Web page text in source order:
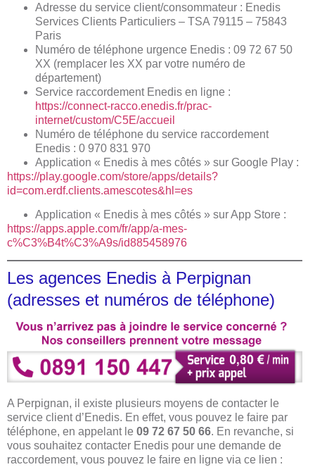
Adresse du service client/consommateur : Enedis
Services Clients Particuliers – TSA 79115 – 75843
Paris
Numéro de téléphone urgence Enedis : 09 72 67 50
XX (remplacer les XX par votre numéro de
département)
Service raccordement Enedis en ligne :
https://connect-racco.enedis.fr/prac-
internet/custom/C5E/accueil
Numéro de téléphone du service raccordement
Enedis : 0 970 831 970
Application « Enedis à mes côtés » sur Google Play :
https://play.google.com/store/apps/details?
id=com.erdf.clients.amescotes&hl=es
Application « Enedis à mes côtés » sur App Store :
https://apps.apple.com/fr/app/a-mes-
c%C3%B4t%C3%A9s/id885458976
Les agences Enedis à Perpignan
(adresses et numéros de téléphone)
A Perpignan, il existe plusieurs moyens de contacter le
service client d’Enedis. En effet, vous pouvez le faire par
téléphone, en appelant le 09 72 67 50 66. En revanche, si
vous souhaitez contacter Enedis pour une demande de
raccordement, vous pouvez le faire en ligne via ce lien :